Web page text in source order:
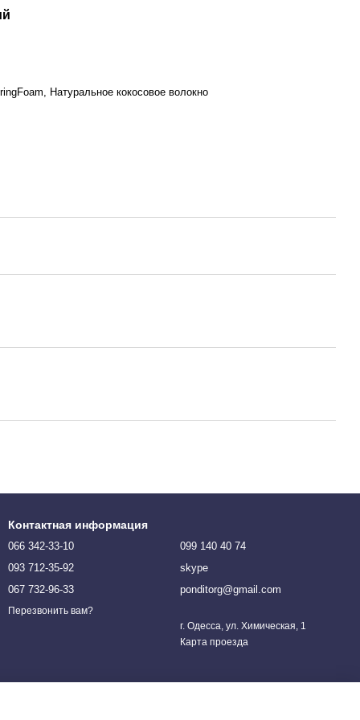
Натуральное кокосовое волокно
Контактная информация
066 342-33-10
093 712-35-92
067 732-96-33
Перезвонить вам?
099 140 40 74
skype
ponditorg@gmail.com
г. Одесса, ул. Химическая, 1
Карта проезда